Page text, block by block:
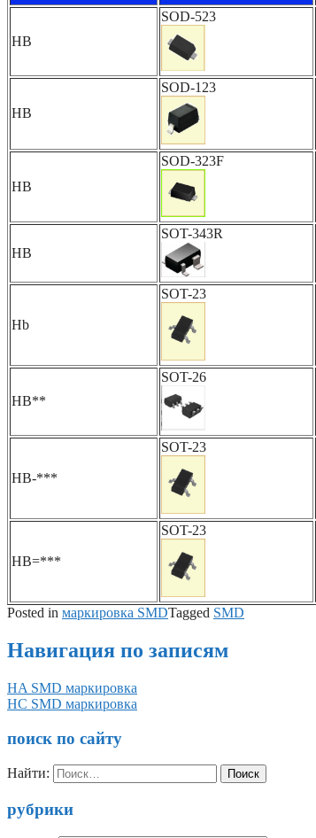
HB
SOD-523
HB
SOD-123
HB
SOD-323F
HB
SOT-343R
Hb
SOT-23
HB**
SOT-26
HB-***
SOT-23
HB=***
SOT-23
Posted in маркировка SMDTagged SMD
Навигация по записям
HA SMD маркировка
HC SMD маркировка
поиск по сайту
Найти:
рубрики